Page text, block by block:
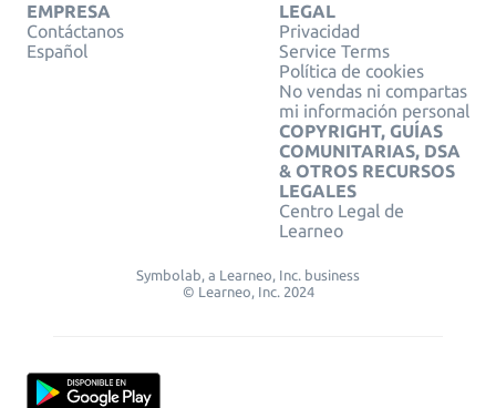
EMPRESA
Contáctanos
Español
LEGAL
Privacidad
Service Terms
Política de cookies
No vendas ni compartas
mi información personal
COPYRIGHT, GUÍAS
COMUNITARIAS, DSA
& OTROS RECURSOS
LEGALES
Centro Legal de
Learneo
Symbolab, a Learneo, Inc. business
© Learneo, Inc. 2024